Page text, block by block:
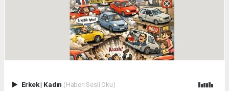
Erkek| Kadın (Haberi Sesli Oku)